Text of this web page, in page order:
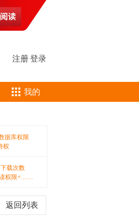
注册登录
我的
据库权限
权
载次数
读权限+……
返回列表